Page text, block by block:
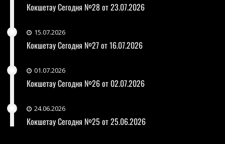
Кокшетау Сегодня №28 от 23.07.2026
15.07.2026
Кокшетау Сегодня №27 от 16.07.2026
01.07.2026
Кокшетау Сегодня №26 от 02.07.2026
24.06.2026
Кокшетау Сегодня №25 от 25.06.2026